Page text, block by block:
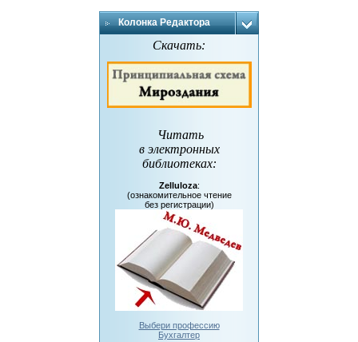
Колонка Редактора
Скачать:
Читать
в электронных
библиотеках:
Zelluloza:
(ознакомительное чтение
без регистрации)
Выбери профессию
Бухгалтер